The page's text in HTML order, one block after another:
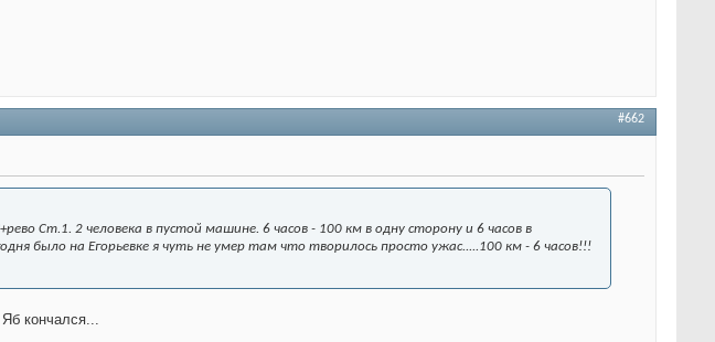
#662
Ст.1. 2 человека в пустой машине. 6 часов - 100 км в одну сторону и 6 часов в
было на Егорьевке я чуть не умер там что творилось просто ужас.....100 км - 6 часов!!!
кончался...